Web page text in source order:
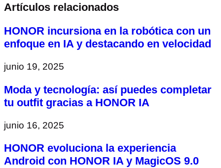
Artículos relacionados
HONOR incursiona en la robótica con un
enfoque en IA y destacando en velocidad
junio 19, 2025
Moda y tecnología: así puedes completar
tu outfit gracias a HONOR IA
junio 16, 2025
HONOR evoluciona la experiencia
Android con HONOR IA y MagicOS 9.0